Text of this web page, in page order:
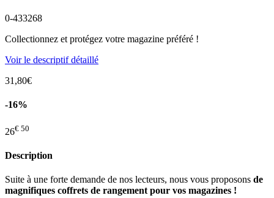
0-433268
Collectionnez et protégez votre magazine préféré !
Voir le descriptif détaillé
31,80€
-16%
26€ 50
Description
Suite à une forte demande de nos lecteurs, nous vous proposons de
magnifiques coffrets de rangement pour vos magazines !